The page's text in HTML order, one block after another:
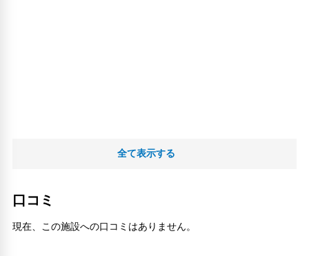
共用筆記用具の設置なし全て表示する
口コミ
現在、この施設への口コミはありません。